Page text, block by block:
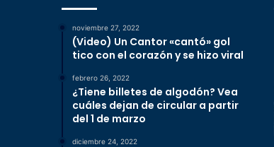
noviembre 27, 2022
(Video) Un Cantor «cantó» gol
tico con el corazón y se hizo viral
febrero 26, 2022
¿Tiene billetes de algodón? Vea
cuáles dejan de circular a partir
del 1 de marzo
diciembre 24, 2022